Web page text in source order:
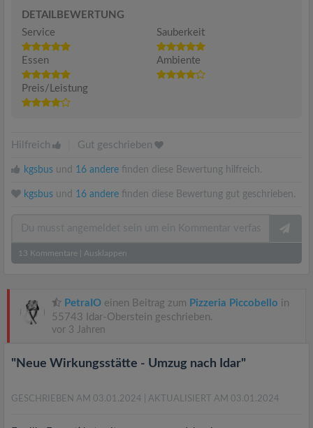
DETAILBEWERTUNG
Service
Sauberkeit
Essen Ambiente
Preis/Leistung
Hilfreich Gut geschrieben
kgsbus und 16 andere finden diese Bewertung hilfreich.
kgsbus und 16 andere finden diese Bewertung gut geschrieben.
13 Kommentare Ausklappen
PetraIO einen Beitrag zum Pizzeria Piccobello in
55743 Idar-Oberstein geschrieben.
vor 3 Jahren
"Neue Wirkungsstätte - Umzug nach Idar"
GESCHRIEBEN AM 03.01.2024 | AKTUALISIERT AM 03.01.2024